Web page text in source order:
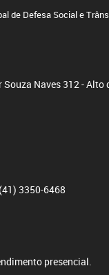
de Defesa Social e
Naves 312 - Alto
(41) 3350-6468
presencial.